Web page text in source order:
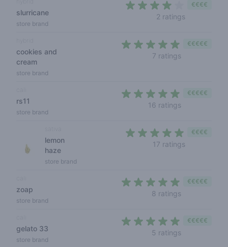
slurricane
store brand
2 ratings
€€€€
cookies and
cream
store brand
7 ratings
€€€€€
rs11
store brand
16 ratings
€€€€€
lemon
haze
store brand
17 ratings
€€€€
zoap
store brand
8 ratings
€€€€€
gelato 33
store brand
5 ratings
€€€€€